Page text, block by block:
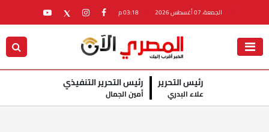
الجمعة، 07 أغسطس 2026 03:18 م
رئيس التحرير
علاء البدري
رئيس التحرير التنفيذي
أمين الجمال